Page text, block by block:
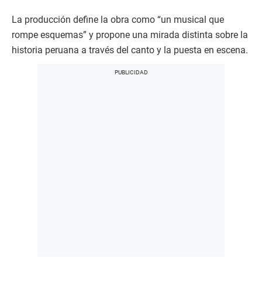
La producción define la obra como “un musical que
rompe esquemas” y propone una mirada distinta sobre la
historia peruana a través del canto y la puesta en escena.